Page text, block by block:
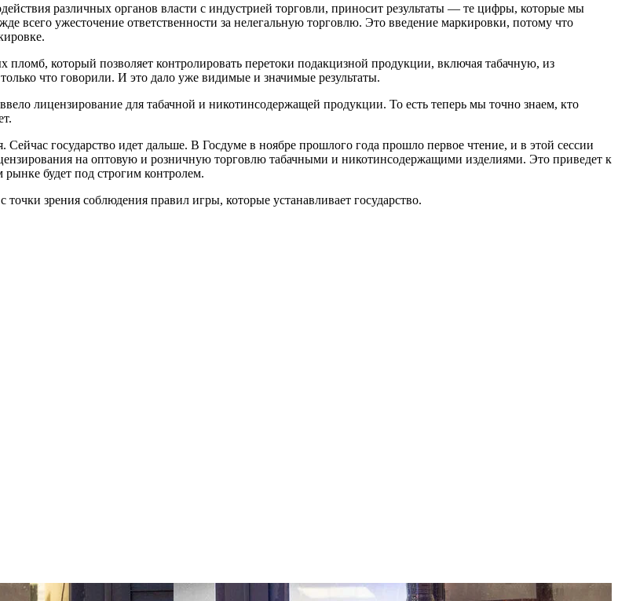
различных органов власти с индустрией торговли, приносит результаты — те цифры, которые мы
всего ужесточение ответственности за нелегальную торговлю. Это введение маркировки, потому что
который позволяет контролировать перетоки подакцизной продукции, включая табачную, из
что говорили. И это дало уже видимые и значимые результаты.
лицензирование для табачной и никотинсодержащей продукции. То есть теперь мы точно знаем, кто
государство идет дальше. В Госдуме в ноябре прошлого года прошло первое чтение, и в этой сессии
на оптовую и розничную торговлю табачными и никотинсодержащими изделиями. Это приведет к
будет под строгим контролем.
зрения соблюдения правил игры, которые устанавливает государство.